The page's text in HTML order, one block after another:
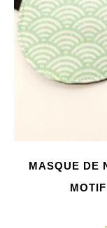
MASQUE DE